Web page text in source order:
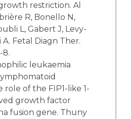
restriction. Al
R, Bonello N,
L, Gabert J, Levy-
A. Fetal Diagn Ther.
8.
leukaemia
role of the FIP1-like 1-
growth factor
fusion gene. Thuny